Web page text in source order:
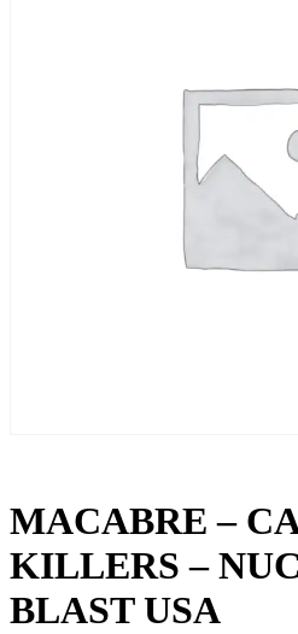
MACABRE –
KILLERS –
BLAST USA